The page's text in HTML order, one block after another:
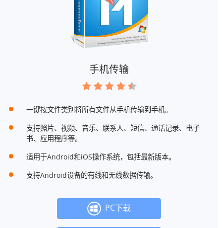
手机传输
一键按文件类别将所有文件从手机传输到手机。
支持照片、视频、音乐、联系人、短信、通话记录、电子
书、应用程序等。
适用于Android和iOS操作系统，包括最新版本。
支持Android设备的有线和无线数据传输。
PC下载